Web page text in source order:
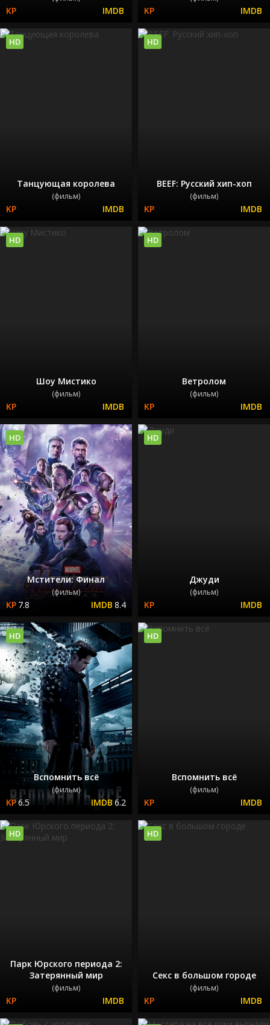
Танцующая королева
(фильм)
HD
BEEF: Русский хип-хоп
(фильм)
HD
Шоу Мистико
(фильм)
HD
Ветролом
(фильм)
HD
Мстители: Финал
(фильм)
7.8 8.4
HD
Джуди
(фильм)
HD
Вспомнить всё
(фильм)
6.5 6.2
HD
Вспомнить всё
(фильм)
HD
Парк Юрского периода 2:
Затерянный мир
(фильм)
HD
Секс в большом городе
(фильм)
HD